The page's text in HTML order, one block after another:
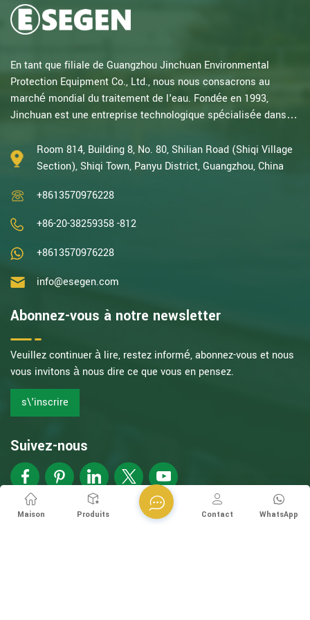
En tant que filiale de Guangzhou Jinchuan Environmental
Protection Equipment Co., Ltd., nous nous consacrons au
marché mondial du traitement de l'eau. Fondée en 1993,
Jinchuan est une entreprise technologique spécialisée dans la
d'expertise en oxydation catalytique, électrolyse, désinfection,
ainsi qu'en R&D, conception et fabrication d'équipements
l'une des entreprises chinoises les p...
Room 814, Building 8, No. 80, Shilian Road (Shiqi Village
Section), Shiqi Town, Panyu District, Guangzhou, China
+8613570976228
+86-20-38259358 -812
+8613570976228
info@esegen.com
Abonnez-vous à notre newsletter
Veuillez continuer à lire, restez informé, abonnez-vous et nous
vous invitons à nous dire ce que vous en pensez.
s\'inscrire
Suivez-nous
Droit d\'auteur @ Esegen (Guangzhou) Technology Co., Ltd
Maison Produits WhatsApp
Contact